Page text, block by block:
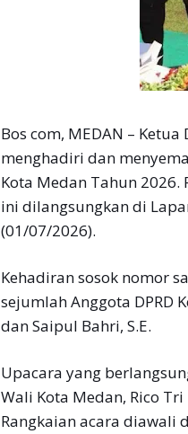
Bos com, MEDAN – Ketua
menghadiri dan
Kota Medan Tahun
ini dilangsungkan di
(01/07/2026).
Kehadiran sosok nomor
sejumlah Anggota DPRD
dan Saipul Bahri, S.E.
Upacara yang
Wali Kota Medan, Rico
Rangkaian acara diawali